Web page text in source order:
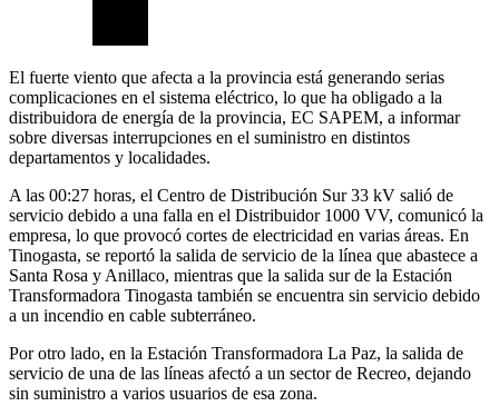
El fuerte viento que afecta a la provincia está generando serias
complicaciones en el sistema eléctrico, lo que ha obligado a la
distribuidora de energía de la provincia, EC SAPEM, a informar
sobre diversas interrupciones en el suministro en distintos
departamentos y localidades.
A las 00:27 horas, el Centro de Distribución Sur 33 kV salió de
servicio debido a una falla en el Distribuidor 1000 VV, comunicó la
empresa, lo que provocó cortes de electricidad en varias áreas. En
Tinogasta, se reportó la salida de servicio de la línea que abastece a
Santa Rosa y Anillaco, mientras que la salida sur de la Estación
Transformadora Tinogasta también se encuentra sin servicio debido
a un incendio en cable subterráneo.
Por otro lado, en la Estación Transformadora La Paz, la salida de
servicio de una de las líneas afectó a un sector de Recreo, dejando
sin suministro a varios usuarios de esa zona.